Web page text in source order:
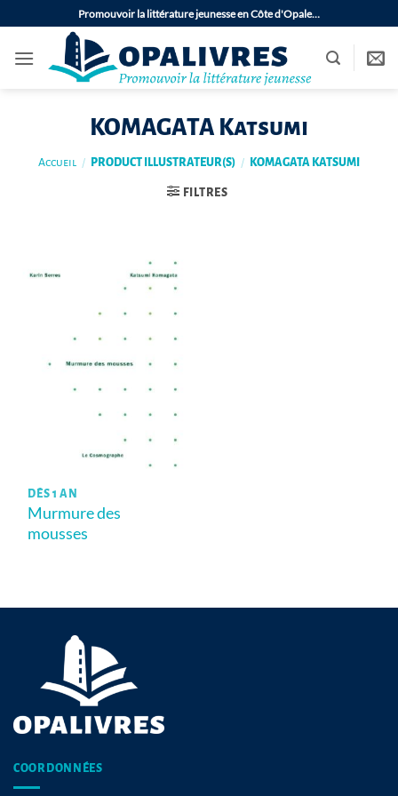
au
contenu
Promouvoir la littérature jeunesse en Côte d'Opale…
KOMAGATA Katsumi
Accueil / PRODUCT ILLUSTRATEUR(S) / KOMAGATA KATSUMI
FILTRES
DÈS 1 AN
Murmure des
mousses
COORDONNÉES